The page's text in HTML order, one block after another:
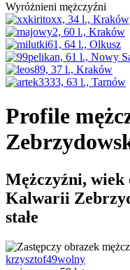
Wyróżnieni mężczyźni
Profile
Mężczyźni, wiek
Kalwarii
stałe
krzysztof49wolny